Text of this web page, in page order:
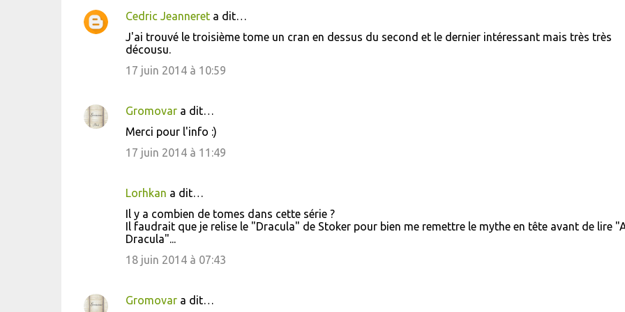
C
e
n
Cedric Jeannereta dit…
J'ai trouvé le troisième tome un cran en dessus du second et le dernier intéressant mais très très
décousu.
17 juin 2014 à 10:59
Gromovara dit…
Merci pour l'info :)
17 juin 2014 à 11:49
Lorhkan a dit…
Il y a combien de tomes dans cette série ?
Il faudrait que je relise le "Dracula" de Stoker pour bien me remettre le mythe en tête avant de lire
Dracula"...
18 juin 2014 à 07:43
Gromovara dit…